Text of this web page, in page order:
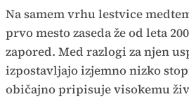
Na samem vrhu lestvice
prvo mesto zaseda že od leta
zapored. Med razlogi za njen
izpostavljajo izjemno nizko
običajno pripisuje visokemu